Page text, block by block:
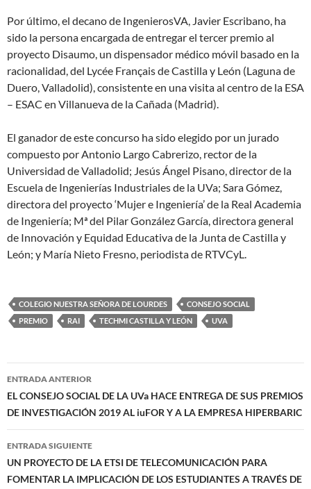
Por último, el decano de IngenierosVA, Javier Escribano, ha
sido la persona encargada de entregar el tercer premio al
proyecto Disaumo, un dispensador médico móvil basado en la
racionalidad, del Lycée Français de Castilla y León (Laguna de
Duero, Valladolid), consistente en una visita al centro de la ESA
– ESAC en Villanueva de la Cañada (Madrid).
El ganador de este concurso ha sido elegido por un jurado
compuesto por Antonio Largo Cabrerizo, rector de la
Universidad de Valladolid; Jesús Ángel Pisano, director de la
Escuela de Ingenierías Industriales de la UVa; Sara Gómez,
directora del proyecto ‘Mujer e Ingeniería’ de la Real Academia
de Ingeniería; Mª del Pilar González García, directora general
de Innovación y Equidad Educativa de la Junta de Castilla y
León; y María Nieto Fresno, periodista de RTVCyL.
COLEGIO NUESTRA SEÑORA DE LOURDES
CONSEJO SOCIAL
PREMIO
RAI TECHMI CASTILLA Y LEÓN UVA
Navegación
de
entradas
ENTRADA ANTERIOR
EL CONSEJO SOCIAL DE LA UVa HACE ENTREGA DE SUS PREMIOS
DE INVESTIGACIÓN 2019 AL iuFOR Y A LA EMPRESA HIPERBARIC
ENTRADA SIGUIENTE
UN PROYECTO DE LA ETSI DE TELECOMUNICACIÓN PARA
FOMENTAR LA IMPLICACIÓN DE LOS ESTUDIANTES A TRAVÉS DE